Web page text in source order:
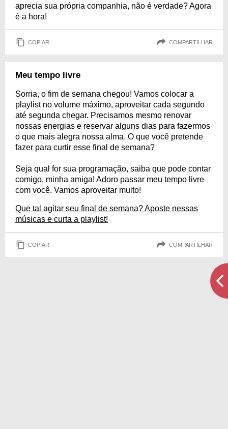
aprecia sua própria companhia, não é verdade? Agora
é a hora!
COPIAR COMPARTILHAR
Meu tempo livre
Sorria, o fim de semana chegou! Vamos colocar a
playlist no volume máximo, aproveitar cada segundo
até segunda chegar. Precisamos mesmo renovar
nossas energias e reservar alguns dias para fazermos
o que mais alegra nossa alma. O que você pretende
fazer para curtir esse final de semana?
Seja qual for sua programação, saiba que pode contar
comigo, minha amiga! Adoro passar meu tempo livre
com você. Vamos aproveitar muito!
Que tal agitar seu final de semana? Aposte nessas
músicas e curta a playlist!
COPIAR COMPARTILHAR